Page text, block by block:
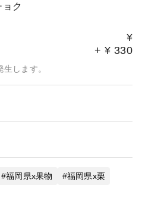
ク
¥
+ ¥ 330
します。
福岡県x果物
福岡県x栗